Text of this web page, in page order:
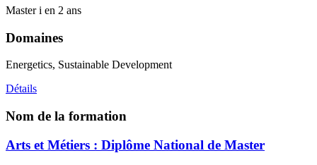
Master i en 2 ans
Domaines
Energetics, Sustainable Development
Détails
Nom de la formation
Arts et Métiers : Diplôme National de Master